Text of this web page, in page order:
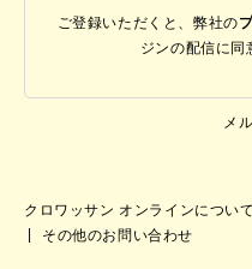
ご登録いただくと、弊社の
ジンの配信に同
メ
クロワッサン オンラインについて
その他のお問い合わせ